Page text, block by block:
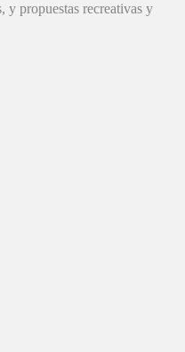
y propuestas recreativas y